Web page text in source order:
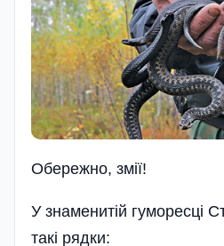
Обережно, змії!
У знаменитій гуморесці
такі рядки: